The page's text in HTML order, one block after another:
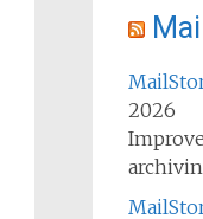
2026